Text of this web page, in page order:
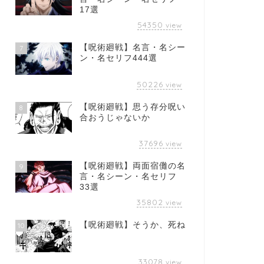
17選
54350 view
7
【呪術廻戦】名言・名シー
ン・名セリフ444選
50226 view
8
【呪術廻戦】思う存分呪い
合おうじゃないか
37696 view
9
【呪術廻戦】両面宿儺の名
言・名シーン・名セリフ
33選
35802 view
10 【呪術廻戦】そうか、死ね
33078 view